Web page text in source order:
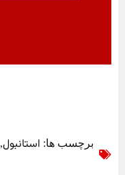
برچسب ها: استانبول,